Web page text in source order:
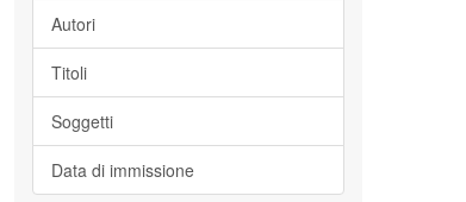
Autori
Titoli
Soggetti
Data di immissione